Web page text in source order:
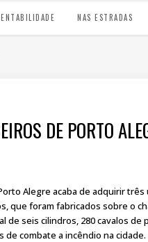
NAS ESTRADAS
DE PORTO
Alegre acaba de adquirir
que foram fabricados sobre o
de seis cilindros, 280 cavalos
combate a incêndio na cidade.